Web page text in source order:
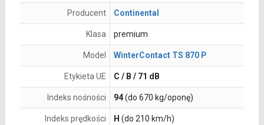
Producent Continental
Klasa premium
Model WinterContact TS 870 P
Etykieta UE C / B / 71 dB
Indeks nośności 94(do 670 kg/oponę)
Indeks prędkości H (do 210 km/h)